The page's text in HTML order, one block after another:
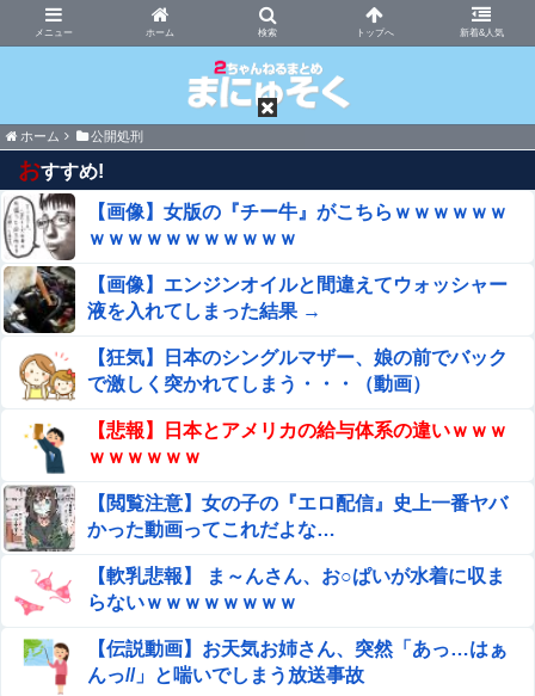
ホーム 新着&人気
まにゅそく 2chまとめニュース速報VIP
ホーム 公開処刑
おすすめ!
【画像】女版の『チー牛』がこちらｗｗｗｗｗｗ
ｗｗｗｗｗｗｗｗｗｗｗ
【画像】エンジンオイルと間違えてウォッシャー
液を入れてしまった結果 →
【狂気】日本のシングルマザー、娘の前でバック
で激しく突かれてしまう・・・（動画）
【悲報】日本とアメリカの給与体系の違いｗｗｗ
ｗｗｗｗｗｗ
【閲覧注意】女の子の『エロ配信』史上一番ヤバ
かった動画ってこれだよな…
【軟乳悲報】 ま～んさん、お○ぱいが水着に収ま
らないｗｗｗｗｗｗｗｗ
【伝説動画】お天気お姉さん、突然「あっ…はぁ
んっ//」と喘いでしまう放送事故